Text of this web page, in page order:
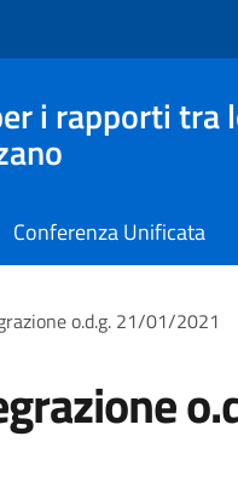
i rapporti tra
Conferenza Unificata
o.d.g. 21/01/2021